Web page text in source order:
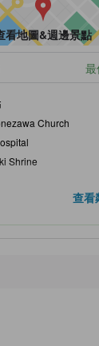
看地圖&週邊景點
Church
Shrine
查看